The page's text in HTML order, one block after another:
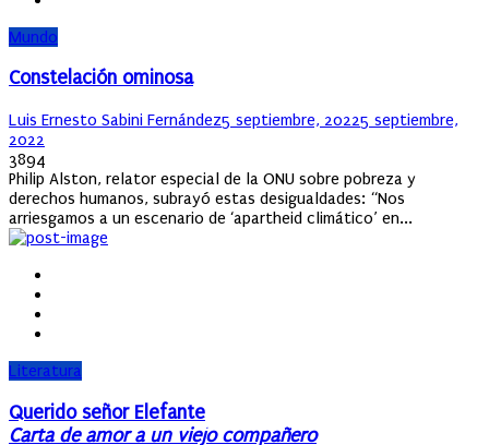
Mundo
Constelación ominosa
Author
Luis Ernesto Sabini FernándezPosted
5 septiembre, 20225 septiembre,
2022
3894
Philip Alston, relator especial de la ONU sobre pobreza y
derechos humanos, subrayó estas desigualdades: “Nos
arriesgamos a un escenario de ‘apartheid climático’ en...
Literatura
Querido señor Elefante
Carta de amor a un viejo compañero